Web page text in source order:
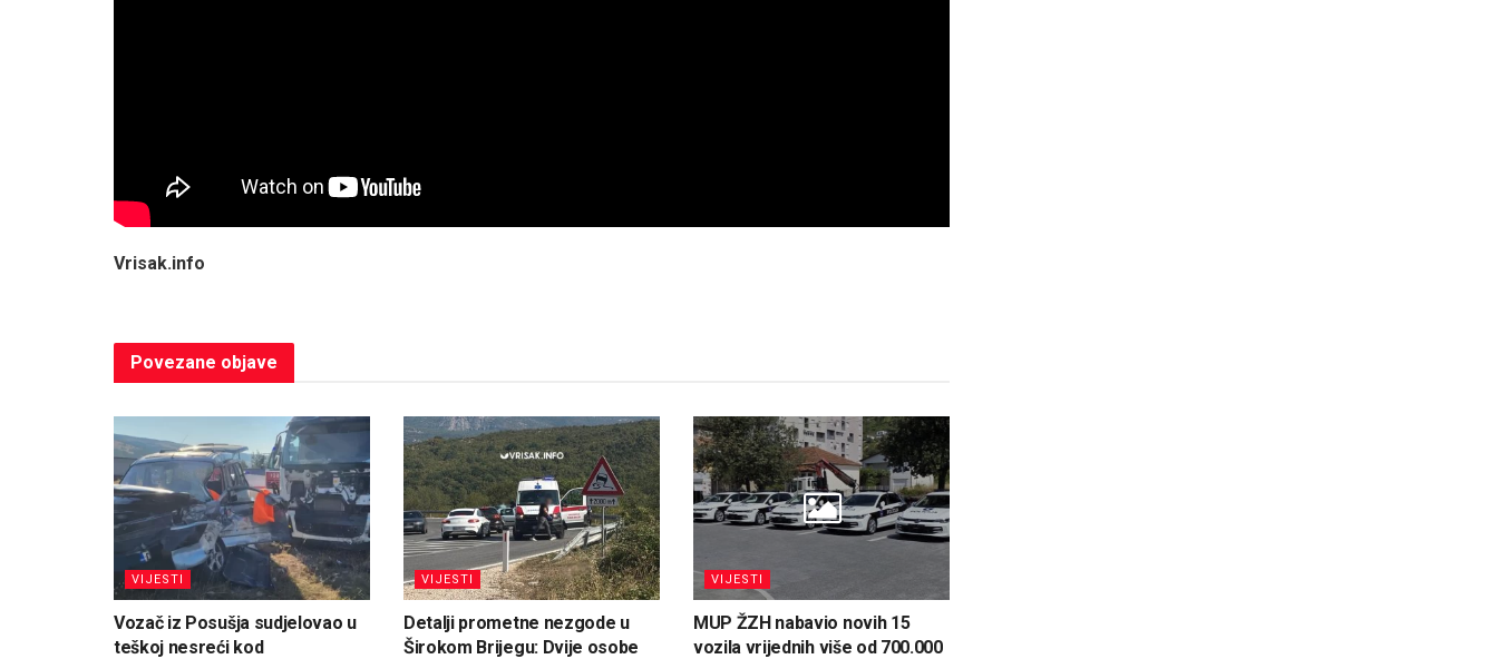
Vrisak.info
Povezane objave
VIJESTI
Vozač iz Posušja sudjelovao u
teškoj nesreći kod
VIJESTI
Detalji prometne nezgode u
Širokom Brijegu: Dvije osobe
VIJESTI
MUP ŽZH nabavio novih 15
vozila vrijednih više od 700.000